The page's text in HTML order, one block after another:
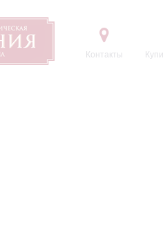
Контакты